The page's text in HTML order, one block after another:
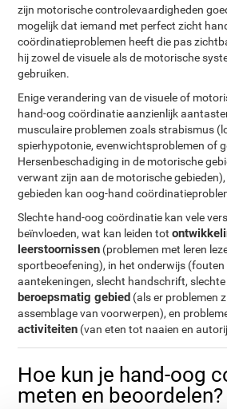
zijn motorische controlevaardigheden
mogelijk dat iemand met perfect zicht
coördinatieproblemen heeft die pas
hij zowel de visuele als de motorische
gebruiken.
Enige verandering van de visuele of
hand-oog coördinatie aanzienlijk
musculaire problemen zoals strabismus
spierhypotonie, evenwichtsproblemen of
Hersenbeschadiging in de motorische
verwant zijn aan de motorische
gebieden kan oog-hand
Slechte hand-oog coördinatie kan vele
beïnvloeden, wat kan leiden tot
leerstoornissen (problemen met leren
sportbeoefening), in het onderwijs (fouten
aantekeningen, slecht handschrift,
beroepsmatig gebied (als er problemen
assemblage van voorwerpen), en
activiteiten (van eten tot naaien en
Hoe kun je hand-oog
meten en beoordelen?